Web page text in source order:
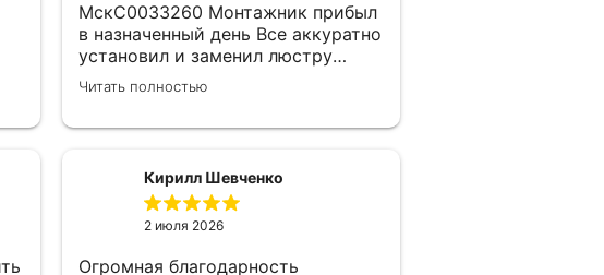
МскС0033260 Монтажник прибыл
в назначенный день Все аккуратно
установил и заменил люстру
Компания надежная, изначально
был заключен договор с
Читать полностью
Кирилл Шевченко
2 июля 2026
Огромная благодарность